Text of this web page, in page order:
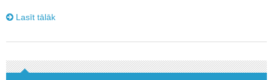
Lasīt tālāk